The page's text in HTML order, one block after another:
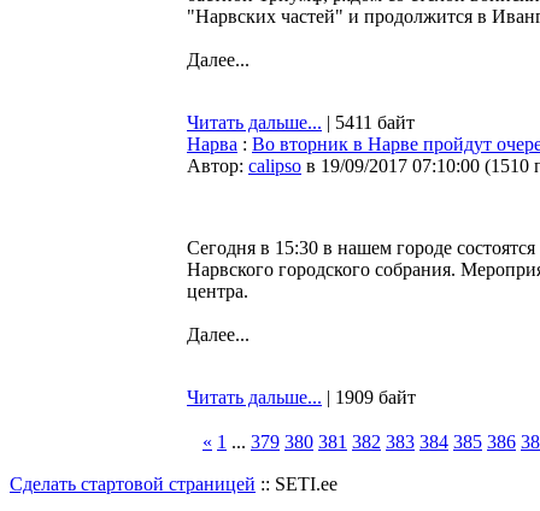
"Нарвских частей" и продолжится в
Далее...
Читать дальше... | 5411 байт
Нарва : Во вторник в Нарве пройдут
Автор: calipso в 19/09/2017 07:10:00 (1510
Сегодня в 15:30 в нашем городе
Нарвского городского собрания.
центра.
Далее...
Читать дальше... | 1909 байт
« 1 ... 379 380 381 382 383 384 385 386
Сделать стартовой страницей :: SETI.ee